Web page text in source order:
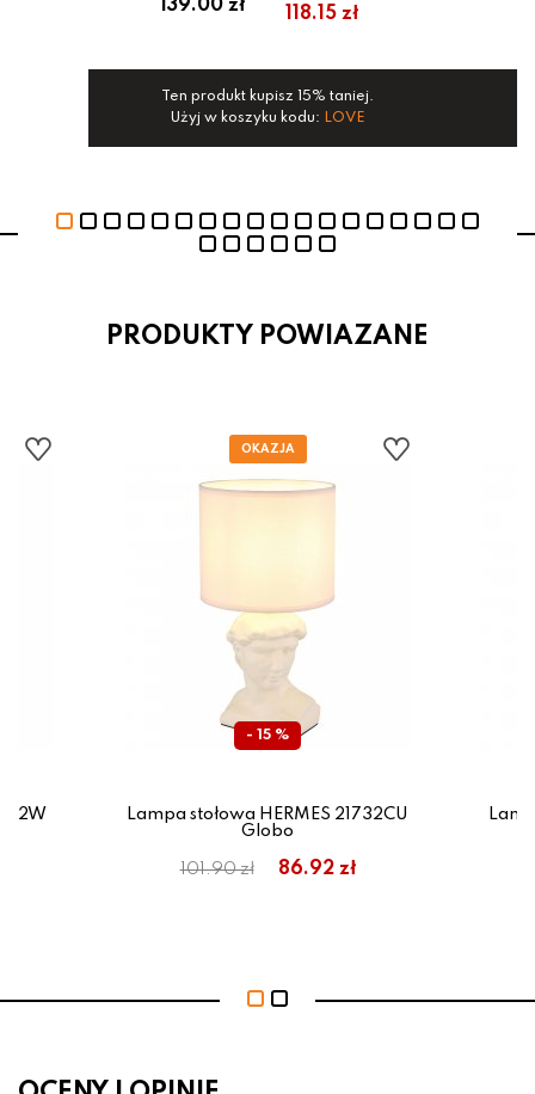
139.00 zł 118.15 zł
Ten produkt kupisz 15% taniej.
Użyj w koszyku kodu: LOVE
PRODUKTY POWIAZANE
- 15 %
Lampa stołowa HERMES 21732CU
Globo
101.90 zł 86.92 zł